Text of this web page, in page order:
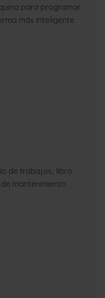
para programar
más inteligente
de trabajos, libro
mantenimiento